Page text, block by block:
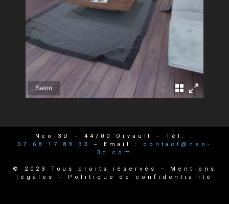
Neo-3D – 44700 Orvault–Tél. :
07.68.17.89.33
– Email : contact@neo-
3d.com
© 2023 Tous droits réservés – Mentions
légales
– Politique de confidentialité